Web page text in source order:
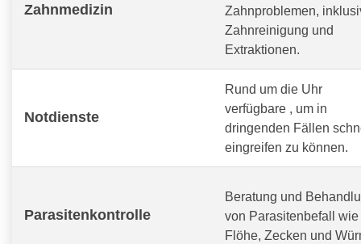
Zahnmedizin
Zahnproblemen,
Zahnreinigung und
Extraktionen.
Notdienste
Rund um die Uhr
verfügbare , um in
dringenden Fällen
eingreifen zu können.
Parasitenkontrolle
Beratung und
von Parasitenbefall wie
Flöhe, Zecken und